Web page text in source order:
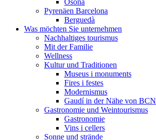
Osona
Pyrenäen Barcelona
Berguedà
Was möchten Sie unternehmen
Nachhaltiges tourismus
Mit der Familie
Wellness
Kultur und Traditionen
Museus i monuments
Fires i festes
Modernismus
Gaudí in der Nähe von BCN
Gastronomie und Weintourismus
Gastronomie
Vins i cellers
Sonne und strände